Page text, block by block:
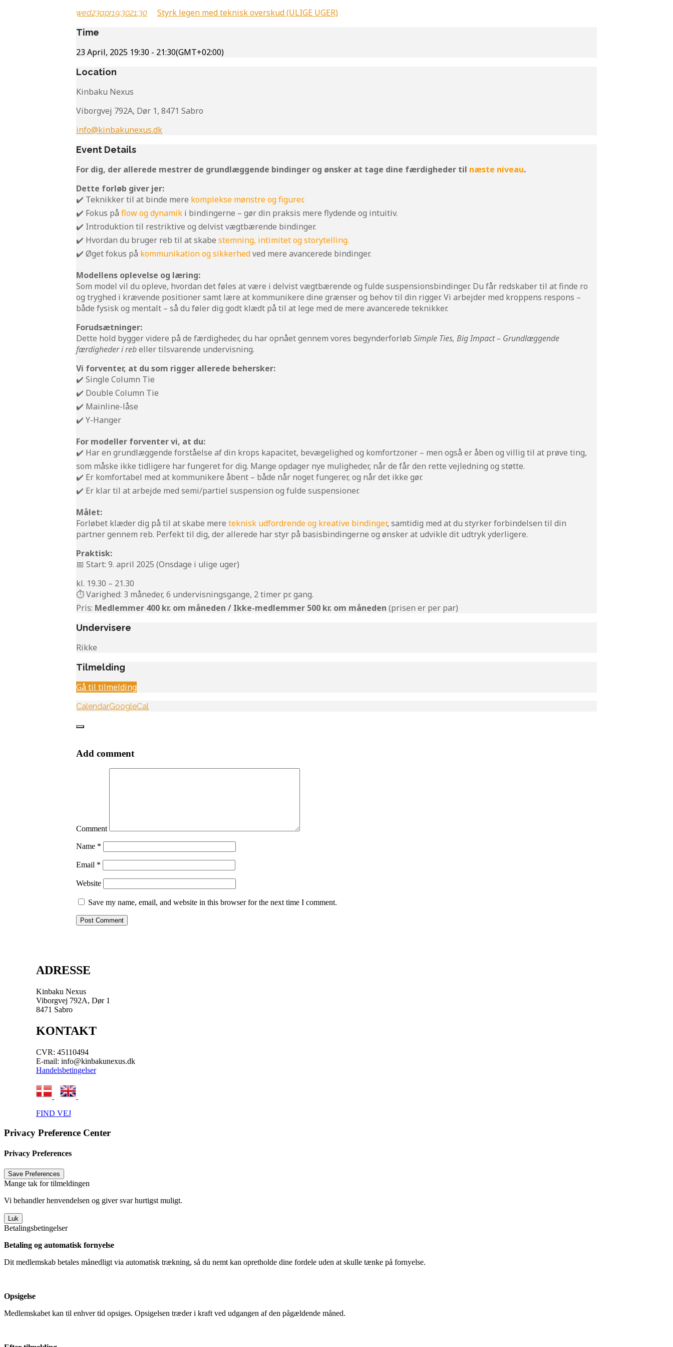
wed23apr19:3021:30 Styrk legen med teknisk overskud (ULIGE UGER)
Time
23 April, 2025 19:30 - 21:30(GMT+02:00)
Location
Kinbaku Nexus
Viborgvej 792A, Dør 1, 8471 Sabro
info@kinbakunexus.dk
Event Details
For dig, der allerede mestrer de grundlæggende bindinger og ønsker at tage dine færdigheder til næste niveau.
Dette forløb giver jer:
✔️ Teknikker til at binde mere komplekse mønstre og figurer.
✔️ Fokus på flow og dynamik i bindingerne – gør din praksis mere flydende og intuitiv.
✔️ Introduktion til restriktive og delvist vægtbærende bindinger.
✔️ Hvordan du bruger reb til at skabe stemning, intimitet og storytelling.
✔️ Øget fokus på kommunikation og sikkerhedved mere avancerede bindinger.
Modellens oplevelse og læring:
Som model vil du opleve, hvordan det føles at være i delvist vægtbærende og fulde suspensionsbindinger. Du får redskaber til at finde ro
og tryghed i krævende positioner samt lære at kommunikere dine grænser og behov til din rigger. Vi arbejder med kroppens respons –
både fysisk og mentalt – så du føler dig godt klædt på til at lege med de mere avancerede teknikker.
Forudsætninger:
Dette hold bygger videre på de færdigheder, du har opnået gennem vores begynderforløb Simple Ties, Big Impact – Grundlæggende
færdigheder i rebeller tilsvarende undervisning.
Vi forventer, at du som rigger allerede behersker:
✔️ Single Column Tie
✔️ Double Column Tie
✔️ Mainline-låse
✔️ Y-Hanger
For modeller forventer vi, at du:
✔️ Har en grundlæggende forståelse af din krops kapacitet, bevægelighed og komfortzoner – men også er åben og villig til at prøve ting,
som måske ikke tidligere har fungeret for dig. Mange opdager nye muligheder, når de får den rette vejledning og støtte.
✔️ Er komfortabel med at kommunikere åbent – både når noget fungerer, og når det ikke gør.
✔️ Er klar til at arbejde med semi/partiel suspension og fulde suspensioner.
Målet:
Forløbet klæder dig på til at skabe mere teknisk udfordrende og kreative bindinger, samtidig med at du styrker forbindelsen til din
partner gennem reb. Perfekt til dig, der allerede har styr på basisbindingerne og ønsker at udvikle dit udtryk yderligere.
Praktisk:
📅 Start: 9. april 2025 (Onsdage i ulige uger)
kl. 19.30 – 21.30
⏱️ Varighed: 3 måneder, 6 undervisningsgange, 2 timer pr. gang.
Pris: Medlemmer 400 kr. om måneden / Ikke-medlemmer 500 kr. om måneden (prisen er per par)
Undervisere
Rikke
Tilmelding
Gå til tilmelding
CalendarGoogleCal
Add comment
Comment
Name *
Email *
Website
Save my name, email, and website in this browser for the next time I comment.
ADRESSE
Kinbaku Nexus
Viborgvej 792A, Dør 1
8471 Sabro
KONTAKT
CVR: 45110494
E-mail: info@kinbakunexus.dk
Handelsbetingelser
FIND VEJ
Privacy Preference Center
Privacy Preferences
Mange tak for tilmeldingen
Vi behandler henvendelsen og giver svar hurtigst muligt.
Luk
Betalingsbetingelser
Betaling og automatisk fornyelse
Dit medlemskab betales månedligt via automatisk trækning, så du nemt kan opretholde dine fordele uden at skulle tænke på fornyelse.
Opsigelse
Medlemskabet kan til enhver tid opsiges. Opsigelsen træder i kraft ved udgangen af den pågældende måned.